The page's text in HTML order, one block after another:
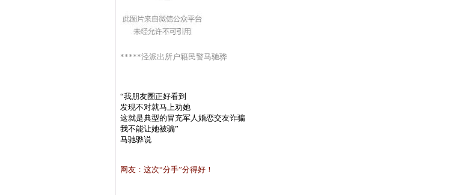
*****泾派出所户籍民警马驰骅
“我朋友圈正好看到
发现不对就马上劝她
这就是典型的冒充军人婚恋交友诈骗
我不能让她被骗”
马驰骅说
网友：这次“分手”分得好！